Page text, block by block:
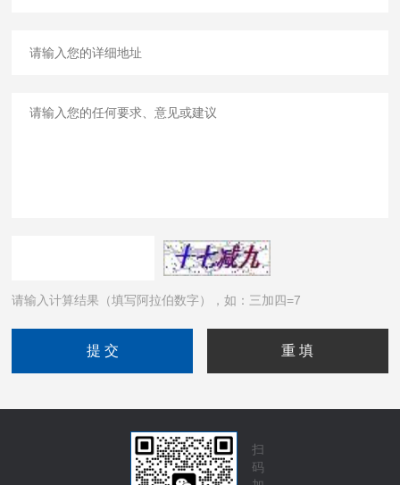
请输入计算结果（填写阿拉伯数字），如：三加四=7
扫
码